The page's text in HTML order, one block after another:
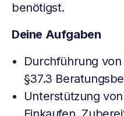
benötigst.
Deine Aufgaben
Durchführung
§37.3
Unterstützung